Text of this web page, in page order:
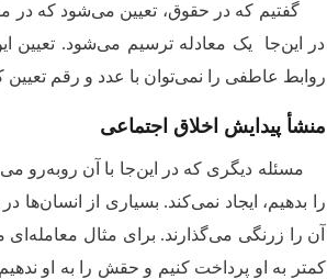
گفتیم که در حقوق، تعیین می‌شود که در
در این‌جا یک معادله‌ ترسیم می‌شود. تعیین
روابط عاطفی را نمی‌توان با عدد و رقم
منشأ پیدایش اخلاق اجتماعی
مسئله دیگری که در این‌جا با آن روبه‌رو
را بدهیم، ایجاد نمی‌کند. بسیاری از
آن را زرنگی می‌گذارند. برای مثال
کمتر به او پرداخت ‌کنیم و حقش را به او